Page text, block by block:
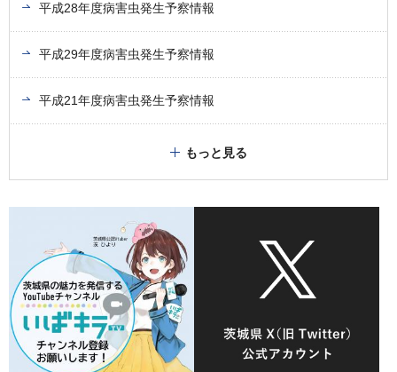
平成28年度病害虫発生予察情報
平成29年度病害虫発生予察情報
平成21年度病害虫発生予察情報
もっと見る